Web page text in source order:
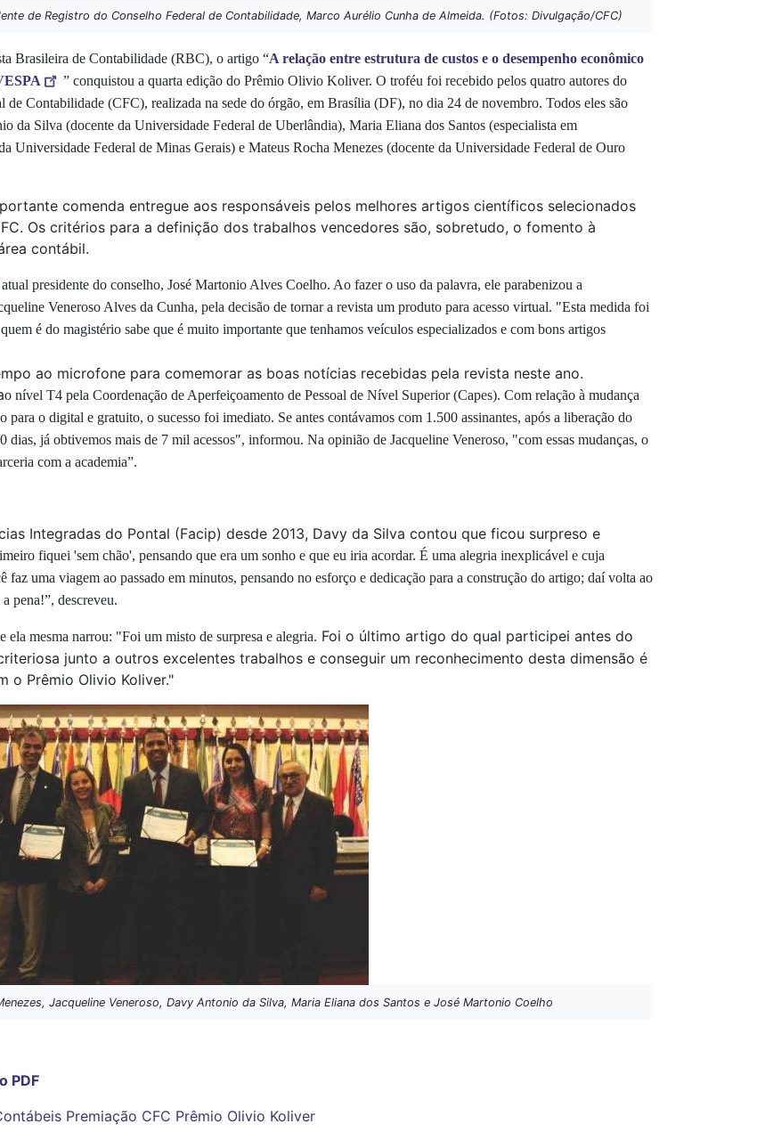
de Registro do Conselho Federal de Contabilidade, Marco Aurélio Cunha de Almeida. (Fotos: Divulgação/CFC)
Brasileira de Contabilidade (RBC), o artigo “A relação entre estrutura de custos e o desempenho econômico
” conquistou a quarta edição do Prêmio Olivio Koliver. O troféu foi recebido pelos quatro autores do
Contabilidade (CFC), realizada na sede do órgão, em Brasília (DF), no dia 24 de novembro. Todos eles são
da Silva (docente da Universidade Federal de Uberlândia), Maria Eliana dos Santos (especialista em
Universidade Federal de Minas Gerais) e Mateus Rocha Menezes (docente da Universidade Federal de Ouro
comenda entregue aos responsáveis pelos melhores artigos científicos selecionados
Os critérios para a definição dos trabalhos vencedores são, sobretudo, o fomento à
contábil.
presidente do conselho, José Martonio Alves Coelho. Ao fazer o uso da palavra, ele parabenizou a
Veneroso Alves da Cunha, pela decisão de tornar a revista um produto para acesso virtual. "Esta medida foi
é do magistério sabe que é muito importante que tenhamos veículos especializados e com bons artigos
ao microfone para comemorar as boas notícias recebidas pela revista neste ano.
o nível T4 pela Coordenação de Aperfeiçoamento de Pessoal de Nível Superior (Capes). Com relação à mudança
para o digital e gratuito, o sucesso foi imediato. Se antes contávamos com 1.500 assinantes, após a liberação do
já obtivemos mais de 7 mil acessos", informou. Na opinião de Jacqueline Veneroso, "com essas mudanças, o
com a academia”.
Integradas do Pontal (Facip) desde 2013, Davy da Silva contou que ficou surpreso e
fiquei 'sem chão', pensando que era um sonho e que eu iria acordar. É uma alegria inexplicável e cuja
faz uma viagem ao passado em minutos, pensando no esforço e dedicação para a construção do artigo; daí volta ao
pena!”, descreveu.
mesma narrou: "Foi um misto de surpresa e alegria. Foi o último artigo do qual participei antes do
junto a outros excelentes trabalhos e conseguir um reconhecimento desta dimensão é
o Prêmio Olivio Koliver."
Jacqueline Veneroso, Davy Antonio da Silva, Maria Eliana dos Santos e José Martonio Coelho
PDF
Premiação CFC Prêmio Olivio Koliver